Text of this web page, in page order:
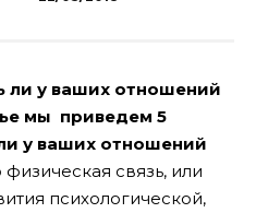
ли у ваших отношений
мы приведем 5
у ваших отношений
физическая связь, или
психологической,